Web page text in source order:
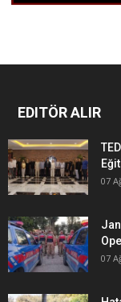
EDITÖR ALIR
07
07